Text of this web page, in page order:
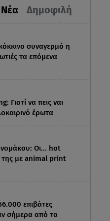
Νέα Δημοφιλή
συναγερμό η
τα επόμενα
Γιατί να πεις ναι
έρωτα
Οι... hot
της με animal print
επιβάτες
σήμερα από τα